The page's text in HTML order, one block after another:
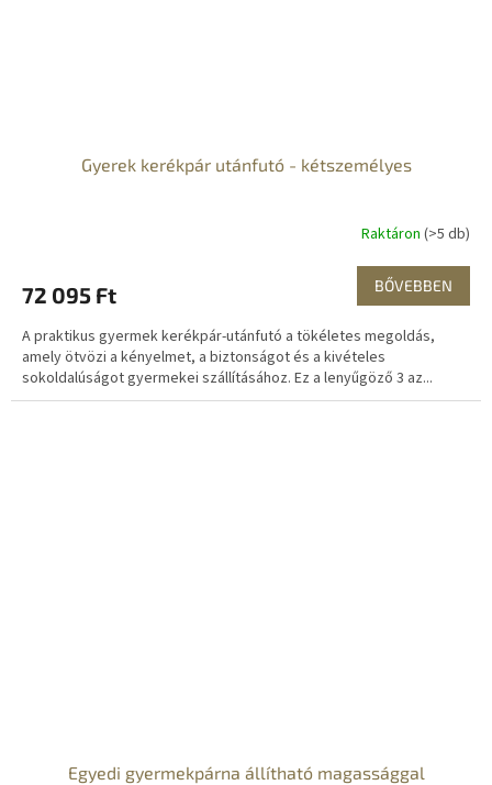
Gyerek kerékpár utánfutó - kétszemélyes
Raktáron (>5 db)
72 095 Ft BŐVEBBEN
A praktikus gyermek kerékpár-utánfutó a tökéletes megoldás,
amely ötvözi a kényelmet, a biztonságot és a kivételes
sokoldalúságot gyermekei szállításához. Ez a lenyűgöző 3 az...
Egyedi gyermekpárna állítható magassággal